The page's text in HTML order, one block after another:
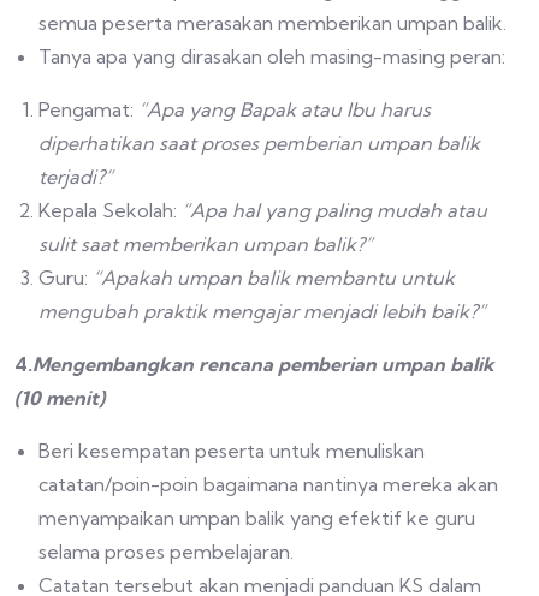
semua peserta merasakan memberikan umpan balik.
Tanya apa yang dirasakan oleh masing-masing peran:
Pengamat: “Apa yang Bapak atau Ibu harus
diperhatikan saat proses pemberian umpan balik
terjadi?”
Kepala Sekolah: “Apa hal yang paling mudah atau
sulit saat memberikan umpan balik?”
Guru: “Apakah umpan balik membantu untuk
mengubah praktik mengajar menjadi lebih baik?”
4.Mengembangkan rencana pemberian umpan balik
(10 menit)
Beri kesempatan peserta untuk menuliskan
catatan/poin-poin bagaimana nantinya mereka akan
menyampaikan umpan balik yang efektif ke guru
selama proses pembelajaran.
Catatan tersebut akan menjadi panduan KS dalam